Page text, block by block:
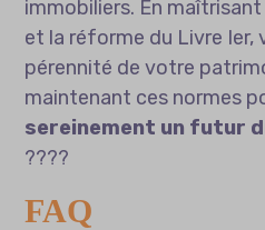
immobiliers. En
et la réforme du Livre Ier,
pérennité de votre
maintenant ces normes
sereinement un futur
????️
FAQ